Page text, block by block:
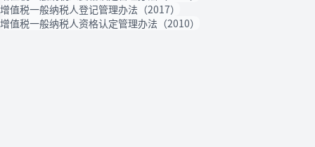
增值税一般纳税人登记管理办法（2017）
增值税一般纳税人资格认定管理办法（2010）